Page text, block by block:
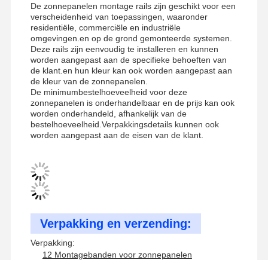
Hoekkanaalbalk
de beveiliging van de geleiding door seismische bewegingen
Seismische beugels voor kabelbakken
4 Weg van seismische beugel
geallieerde hoekbeugels
Accessoires voor kabelmanden
Zonnepaneelrailbeugels
Toestellen voor zonne-installatie
zonne-installatie kanaal
De zonnepanelen montage rails zijn geschikt voor een
verscheidenheid van toepassingen, waaronder
residentiële, commerciële en industriële
omgevingen.en op de grond gemonteerde systemen.
Deze rails zijn eenvoudig te installeren en kunnen
worden aangepast aan de specifieke behoeften van
de klant.en hun kleur kan ook worden aangepast aan
de kleur van de zonnepanelen.
De minimumbestelhoeveelheid voor deze
zonnepanelen is onderhandelbaar en de prijs kan ook
worden onderhandeld, afhankelijk van de
bestelhoeveelheid.Verpakkingsdetails kunnen ook
worden aangepast aan de eisen van de klant.
Verpakking en verzending:
Verpakking:
12 Montagebanden voor zonnepanelen